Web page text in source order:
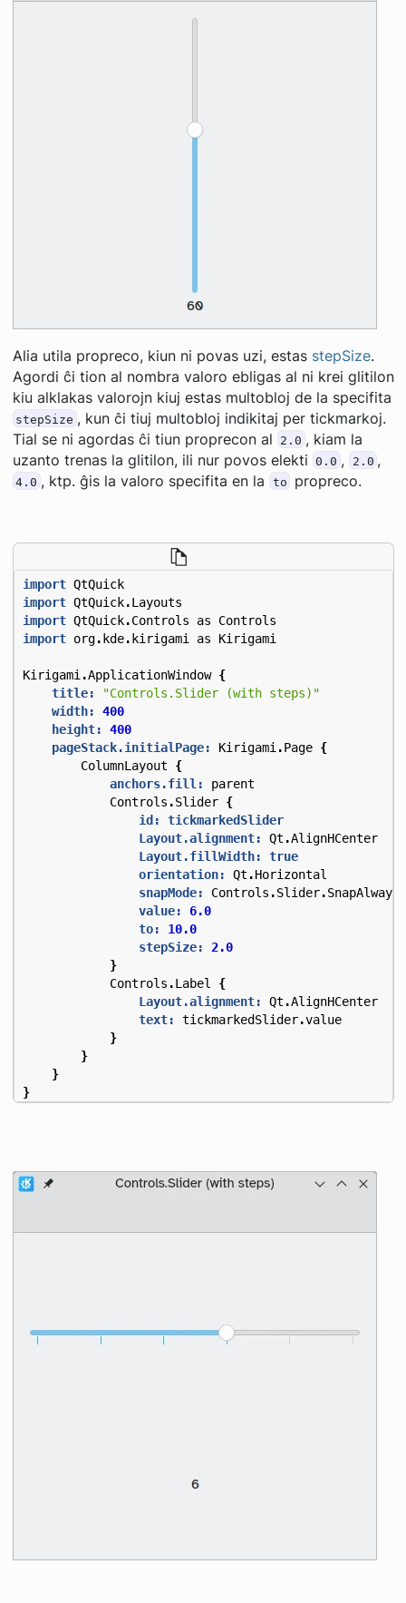
Alia utila propreco, kiun ni povas uzi, estas stepSize.
Agordi ĉi tion al nombra valoro ebligas al ni krei glitilon
kiu alklakas valorojn kiuj estas multobloj de la specifita
stepSize , kun ĉi tiuj multobloj indikitaj per tickmarkoj.
Tial se ni agordas ĉi tiun proprecon al
2.0 , kiam la
uzanto trenas la glitilon, ili nur povos elekti
0.0 , 2.0 ,
4.0 , ktp. ĝis la valoro specifita en la to propreco.
import QtQuick
import QtQuick.Layouts
import QtQuick.Controls as
Controls
import org. kde. kirigami as Kirigami
Kirigami .ApplicationWindow {
title:
"Controls.Slider (with steps)"
width:
400
height:
400
pageStack.initialPage:
Kirigami .Page {
ColumnLayout
{
anchors.fill:
parent
Controls .Slider {
id: tickmarkedSlider
Layout.alignment:
Qt .AlignHCenter
Layout.fillWidth:
true
orientation:
Qt .Horizontal
snapMode:
Controls .Slider.SnapAlways
value:
6.0
to:
10.0
stepSize:
2.0
}
Controls .Label
{
Layout.alignment:
Qt .AlignHCenter
text:
tickmarkedSlider.value
}
}
}
}